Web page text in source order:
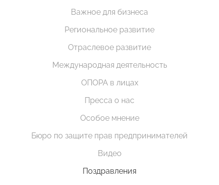
Важное для бизнеса
Региональное развитие
Отраслевое развитие
Международная деятельность
ОПОРА в лицах
Пресса о нас
Особое мнение
Бюро по защите прав предпринимателей
Видео
Поздравления